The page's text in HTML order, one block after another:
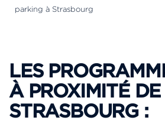
parking à Strasbourg
LES
À PROXIMITÉ DE
STRASBOURG :